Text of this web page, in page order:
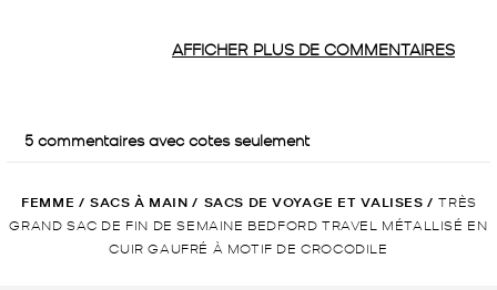
FEMME / SACS À MAIN / SACS DE VOYAGE ET VALISES / TRÈS
GRAND SAC DE FIN DE SEMAINE BEDFORD TRAVEL MÉTALLISÉ EN
CUIR GAUFRÉ À MOTIF DE CROCODILE